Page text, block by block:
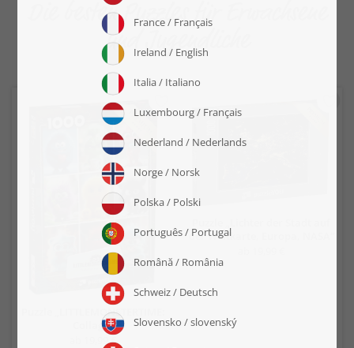
Die besten Puzzles für Erwachsene
und Jugendliche
Puzzle „LITTLEMONSTERTIME:
Collage“
ab 19,99 €
der Weltkarte, Europa, NASA“